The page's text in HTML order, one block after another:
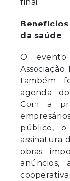
final.
da saúde
O
Associação
também
agenda
Com a
público,
assinatura
obras
anúncios,